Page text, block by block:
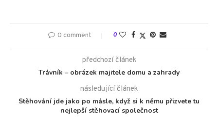
0 comment 0
předchozí článek
Trávník – obrázek majitele domu a zahrady
následující článek
Stěhování jde jako po másle, když si k němu přizvete tu
nejlepší stěhovací společnost